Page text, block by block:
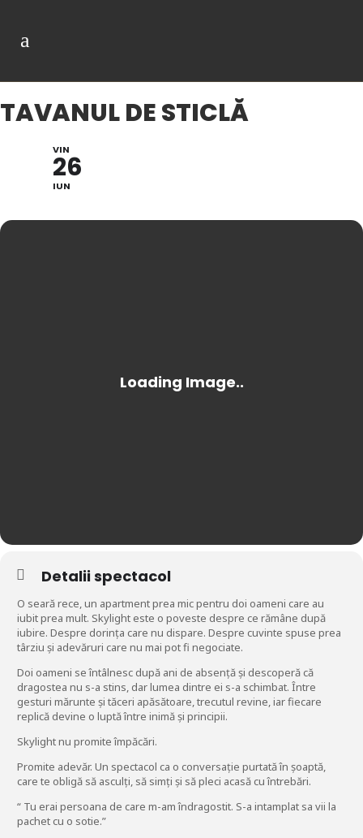
TAVANUL DE STICLĂ
VIN
26
IUN
Detalii spectacol
O seară rece, un apartment prea mic pentru doi oameni care au
iubit prea mult. Skylight este o poveste despre ce rămâne după
iubire. Despre dorința care nu dispare. Despre cuvinte spuse prea
târziu și adevăruri care nu mai pot fi negociate.
Doi oameni se întâlnesc după ani de absență și descoperă că
dragostea nu s-a stins, dar lumea dintre ei s-a schimbat. Între
gesturi mărunte și tăceri apăsătoare, trecutul revine, iar fiecare
replică devine o luptă între inimă și principii.
Skylight nu promite împăcări.
Promite adevăr. Un spectacol ca o conversație purtată în șoaptă,
care te obligă să asculți, să simți și să pleci acasă cu întrebări.
“ Tu erai persoana de care m-am îndragostit. S-a intamplat sa vii la
pachet cu o sotie.”